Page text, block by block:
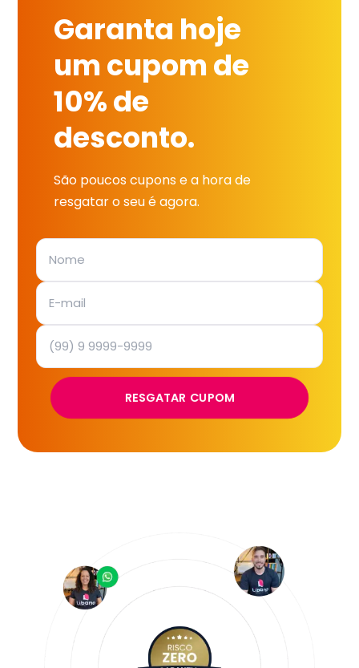
Garanta hoje
um cupom de
10% de
desconto.
São poucos cupons e a hora de
resgatar o seu é agora.
RESGATAR CUPOM